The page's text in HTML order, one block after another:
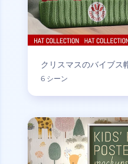
クリスマスのバイブス
6 シーン